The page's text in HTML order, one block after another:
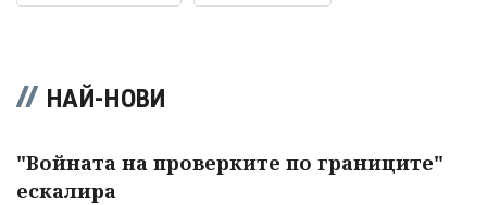
НАЙ-НОВИ
"Войната на проверките по границите"
ескалира